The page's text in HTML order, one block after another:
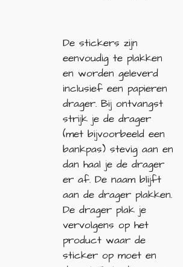
De stickers zijn
eenvoudig te plakken
en worden geleverd
inclusief een papieren
drager. Bij ontvangst
strijk je de drager
(met bijvoorbeeld een
bankpas) stevig aan en
dan haal je de drager
er af. De naam blijft
aan de drager plakken.
De drager plak je
vervolgens op het
product waar de
sticker op moet en